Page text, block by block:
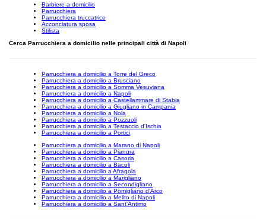
Barbiere a domicilio
Parrucchiera
Parrucchiera truccatrice
Acconciatura sposa
Stilista
Cerca Parrucchiera a domicilio nelle principali città di Napoli
Parrucchiera a domicilio a Torre del Greco
Parrucchiera a domicilio a Brusciano
Parrucchiera a domicilio a Somma Vesuviana
Parrucchiera a domicilio a Napoli
Parrucchiera a domicilio a Castellammare di Stabia
Parrucchiera a domicilio a Giugliano in Campania
Parrucchiera a domicilio a Nola
Parrucchiera a domicilio a Pozzuoli
Parrucchiera a domicilio a Testaccio d'Ischia
Parrucchiera a domicilio a Portici
Parrucchiera a domicilio a Marano di Napoli
Parrucchiera a domicilio a Pianura
Parrucchiera a domicilio a Casoria
Parrucchiera a domicilio a Bacoli
Parrucchiera a domicilio a Afragola
Parrucchiera a domicilio a Marigliano
Parrucchiera a domicilio a Secondigliano
Parrucchiera a domicilio a Pomigliano d'Arco
Parrucchiera a domicilio a Melito di Napoli
Parrucchiera a domicilio a Sant'Antimo